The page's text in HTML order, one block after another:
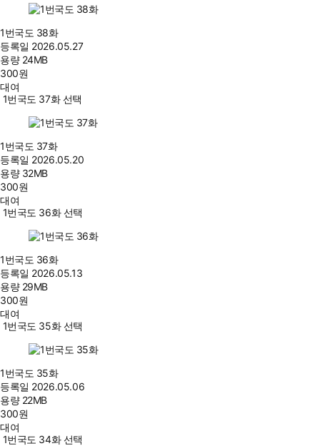
1번국도 38화
등록일 2026.05.27
용량 24MB
300원
대여
1번국도 37화 선택
1번국도 37화
등록일 2026.05.20
용량 32MB
300원
대여
1번국도 36화 선택
1번국도 36화
등록일 2026.05.13
용량 29MB
300원
대여
1번국도 35화 선택
1번국도 35화
등록일 2026.05.06
용량 22MB
300원
대여
1번국도 34화 선택